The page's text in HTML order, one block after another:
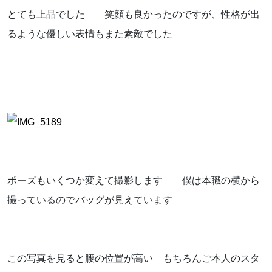
とても上品でした 笑顔も良かったのですが、性格が出
るような優しい表情もまた素敵でした
ポーズもいくつか変えて撮影します 僕は本職の横から
撮っているのでバッグが見えています
この写真を見ると腰の位置が高い もちろんご本人のスタ